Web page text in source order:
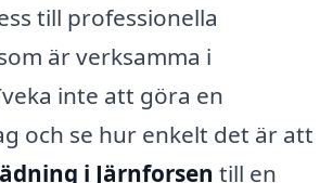
till professionella
är verksamma i
inte att göra en
och se hur enkelt det är att
i Järnforsen till en